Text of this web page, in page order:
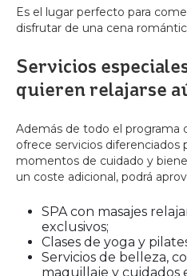
Es el lugar perfecto para
disfrutar de una cena
Servicios
quieren relajarse
Además de todo el programa
ofrece servicios diferenciados
momentos de cuidado y
un coste adicional, podrá
SPA con masajes
exclusivos;
Clases de yoga y
Servicios de belleza,
maquillaje y cuidados